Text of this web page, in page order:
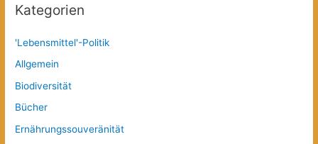
Kategorien
'Lebensmittel'-Politik
Allgemein
Biodiversität
Bücher
Ernährungssouveränität